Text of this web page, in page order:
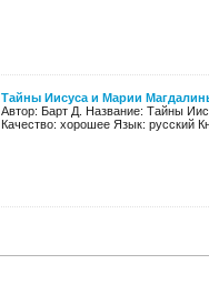
Тайны Иисуса и Марии
Автор: Барт Д. Название: Тайны
Качество: хорошее Язык: русский